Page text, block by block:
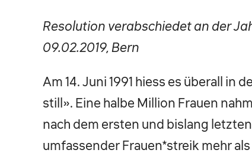
Resolution verabschiedet an der
09.02.2019, Bern
Am 14. Juni 1991 hiess es überall in
still». Eine halbe Million Frauen
nach dem ersten und bislang
umfassender Frauen*streik mehr